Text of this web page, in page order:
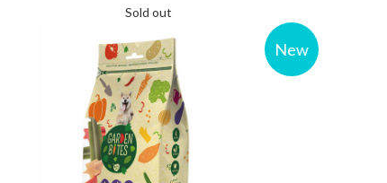
Sold out
New